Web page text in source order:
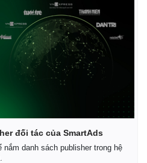
đối tác của SmartAds
danh sách publisher trong hệ